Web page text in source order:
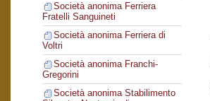
Società anonima Ferriera
Fratelli Sanguineti
Società anonima Ferriera di
Voltri
Società anonima Franchi-
Gregorini
Società anonima Stabilimento